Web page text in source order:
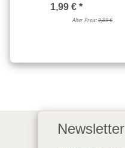
1,99 € *
Alter Preis:9,99 €